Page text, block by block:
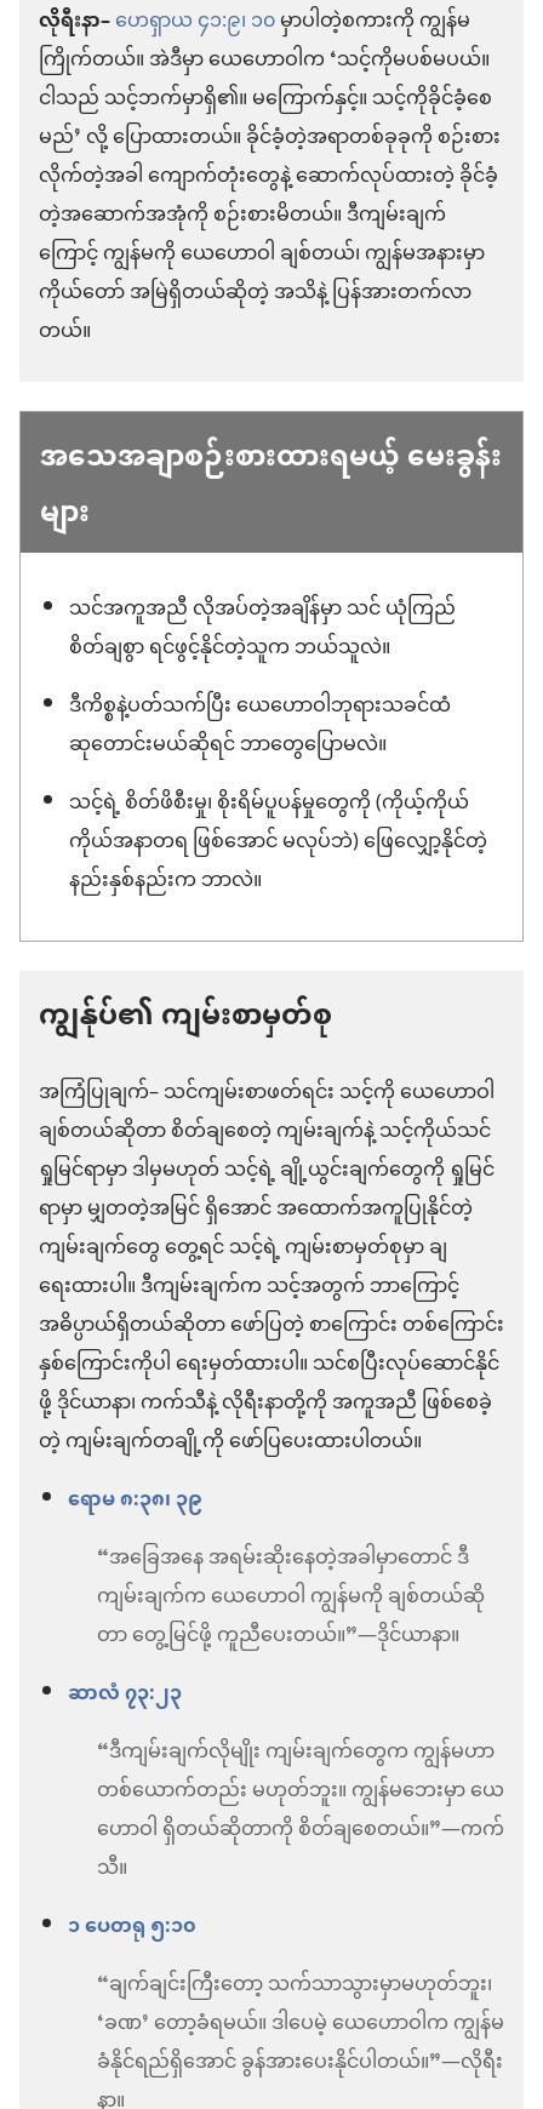
လိုရီးနာ–ဟေရှာယ ၄၁:၉၊ ၁၀မှာပါတဲ့စကားကို ကျွန်မ
ကြိုက်တယ်။ အဲဒီမှာ ယေဟောဝါက ‘သင့်ကိုမပစ်မပယ်။
ငါသည် သင့်ဘက်မှာရှိ၏။ မကြောက်နှင့်။ သင့်ကိုခိုင်ခံ့စေ
မည်’ လို့ ပြောထားတယ်။ ခိုင်ခံ့တဲ့အရာတစ်ခုခုကို စဉ်းစား
လိုက်တဲ့အခါ ကျောက်တုံးတွေနဲ့ ဆောက်လုပ်ထားတဲ့ ခိုင်ခံ့
တဲ့အဆောက်အအုံကို စဉ်းစားမိတယ်။ ဒီကျမ်းချက်
ကြောင့် ကျွန်မကို ယေဟောဝါ ချစ်တယ်၊ ကျွန်မအနားမှာ
ကိုယ်တော် အမြဲရှိတယ်ဆိုတဲ့ အသိနဲ့ ပြန်အားတက်လာ
တယ်။
အသေအချာစဉ်းစားထားရမယ့် မေးခွန်း
များ
သင်အကူအညီ လိုအပ်တဲ့အချိန်မှာ သင် ယုံကြည်
စိတ်ချစွာ ရင်ဖွင့်နိုင်တဲ့သူက ဘယ်သူလဲ။
ဒီကိစ္စနဲ့ပတ်သက်ပြီး ယေဟောဝါဘုရားသခင်ထံ
ဆုတောင်းမယ်ဆိုရင် ဘာတွေပြောမလဲ။
သင့်ရဲ့ စိတ်ဖိစီးမှု၊ စိုးရိမ်ပူပန်မှုတွေကို (ကိုယ့်ကိုယ်
ကိုယ်အနာတရ ဖြစ်အောင် မလုပ်ဘဲ) ဖြေလျှော့နိုင်တဲ့
နည်းနှစ်နည်းက ဘာလဲ။
ကျွန်ုပ်၏ ကျမ်းစာမှတ်စု
အကြံပြုချက်– သင်ကျမ်းစာဖတ်ရင်း သင့်ကို ယေဟောဝါ
ချစ်တယ်ဆိုတာ စိတ်ချစေတဲ့ ကျမ်းချက်နဲ့ သင့်ကိုယ်သင်
ရှုမြင်ရာမှာ ဒါမှမဟုတ် သင့်ရဲ့ ချို့ယွင်းချက်တွေကို ရှုမြင်
ရာမှာ မျှတတဲ့အမြင် ရှိအောင် အထောက်အကူပြုနိုင်တဲ့
ကျမ်းချက်တွေ တွေ့ရင် သင့်ရဲ့ ကျမ်းစာမှတ်စုမှာ ချ
ရေးထားပါ။ ဒီကျမ်းချက်က သင့်အတွက် ဘာကြောင့်
အဓိပ္ပာယ်ရှိတယ်ဆိုတာ ဖော်ပြတဲ့ စာကြောင်း တစ်ကြောင်း
နှစ်ကြောင်းကိုပါ ရေးမှတ်ထားပါ။ သင်စပြီးလုပ်ဆောင်နိုင်
ဖို့ ဒိုင်ယာနာ၊ ကက်သီနဲ့ လိုရီးနာတို့ကို အကူအညီ ဖြစ်စေခဲ့
တဲ့ ကျမ်းချက်တချို့ကို ဖော်ပြပေးထားပါတယ်။
ရောမ ၈:၃၈၊ ၃၉
“အခြေအနေ အရမ်းဆိုးနေတဲ့အခါမှာတောင် ဒီ
ကျမ်းချက်က ယေဟောဝါ ကျွန်မကို ချစ်တယ်ဆို
တာ တွေ့မြင်ဖို့ ကူညီပေးတယ်။”—ဒိုင်ယာနာ။
ဆာလံ ၇၃:၂၃
“ဒီကျမ်းချက်လိုမျိုး ကျမ်းချက်တွေက ကျွန်မဟာ
တစ်ယောက်တည်း မဟုတ်ဘူး။ ကျွန်မဘေးမှာ ယေ
ဟောဝါ ရှိတယ်ဆိုတာကို စိတ်ချစေတယ်။”—ကက်
သီ။
၁ ပေတရု ၅:၁၀
“ချက်ချင်းကြီးတော့ သက်သာသွားမှာမဟုတ်ဘူး၊
‘ခဏ’ တော့ခံရမယ်။ ဒါပေမဲ့ ယေဟောဝါက ကျွန်မ
ခံနိုင်ရည်ရှိအောင် ခွန်အားပေးနိုင်ပါတယ်။”—လိုရီး